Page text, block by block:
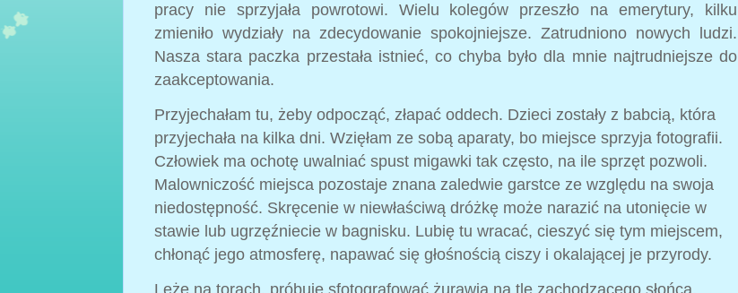
pracy nie sprzyjała powrotowi. Wielu kolegów przeszło na emerytury, kilku
zmieniło wydziały na zdecydowanie spokojniejsze. Zatrudniono nowych ludzi.
Nasza stara paczka przestała istnieć, co chyba było dla mnie najtrudniejsze do
zaakceptowania.
Przyjechałam tu, żeby odpocząć, złapać oddech. Dzieci zostały z babcią, która
przyjechała na kilka dni. Wzięłam ze sobą aparaty, bo miejsce sprzyja fotografii.
Człowiek ma ochotę uwalniać spust migawki tak często, na ile sprzęt pozwoli.
Malowniczość miejsca pozostaje znana zaledwie garstce ze względu na swoja
niedostępność. Skręcenie w niewłaściwą dróżkę może narazić na utonięcie w
stawie lub ugrzęźniecie w bagnisku. Lubię tu wracać, cieszyć się tym miejscem,
chłonąć jego atmosferę, napawać się głośnością ciszy i okalającej je przyrody.